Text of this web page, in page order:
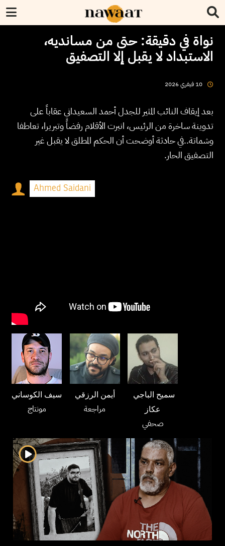
نواة في دقيقة: حتى من مسانديه،
الاستبداد لا يقبل إلا التصفيق
10 فيفري2026
بعد إيقاف النائب المثير للجدل أحمد السعيداني عقاباً على
تدوينة ساخرة من الرئيس، انبرت الأقلام رفضاً وتبريرا، تعاطفا
وشماتة..في حادثة أوضحت أن الحكم المطلق لا يقبل غير
التصفيق الحار.
Ahmed Saidani
سيف الكوساني
مونتاج
أيمن الرزقي
مراجعة
عكاز
صحفي